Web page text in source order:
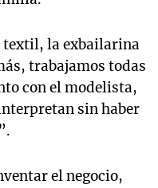
textil, la exbailarina
trabajamos todas
con el modelista,
sin haber
el negocio,